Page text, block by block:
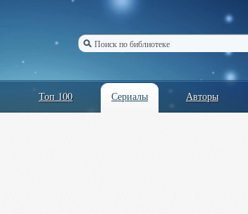
Топ 100 Сериалы Авторы